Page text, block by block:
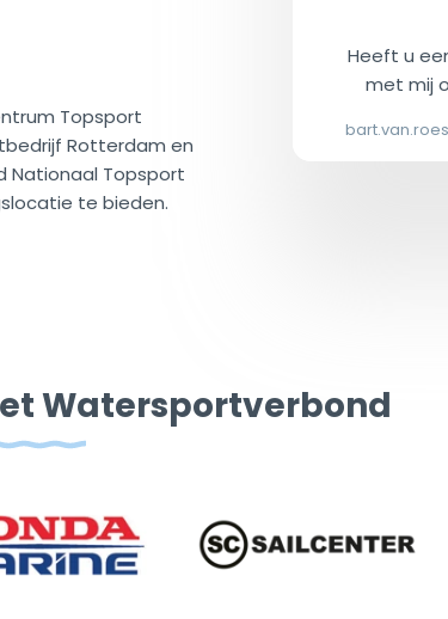
Topsport
Rotterdam en
Nationaal Topsport
te bieden.
Heeft u
met mij
Watersportverbond